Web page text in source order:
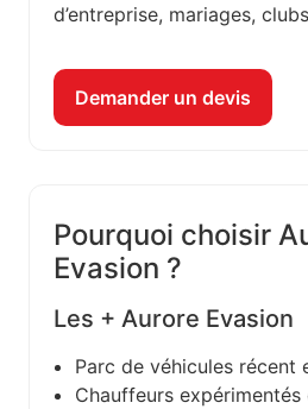
d’entreprise, mariages,
Demander un devis
Pourquoi choisir
Evasion ?
Les + Aurore Evasion
Parc de véhicules récent
Chauffeurs